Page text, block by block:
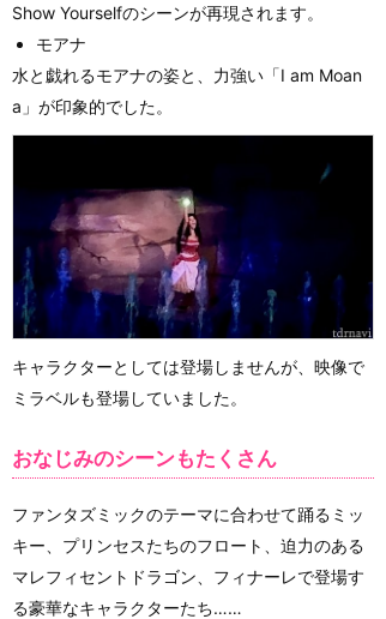
Show Yourselfのシーンが再現されます。
モアナ
水と戯れるモアナの姿と、力強い「I am Moan
a」が印象的でした。
キャラクターとしては登場しませんが、映像で
ミラベルも登場していました。
おなじみのシーンもたくさん
ファンタズミックのテーマに合わせて踊るミッ
キー、プリンセスたちのフロート、迫力のある
マレフィセントドラゴン、フィナーレで登場す
る豪華なキャラクターたち……